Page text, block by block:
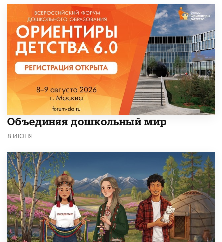
​Объединяя дошкольный мир
8 ИЮНЯ